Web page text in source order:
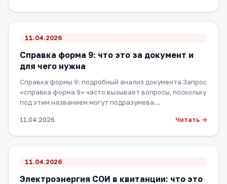
11.04.2026
Справка форма 9: что это за документ и
для чего нужна
Справка формы 9: подробный анализ документа Запрос
«справка форма 9» часто вызывает вопросы, поскольку
под этим названием могут подразумева…
11.04.2026 Читать →
11.04.2026
Электроэнергия СОИ в квитанции: что это